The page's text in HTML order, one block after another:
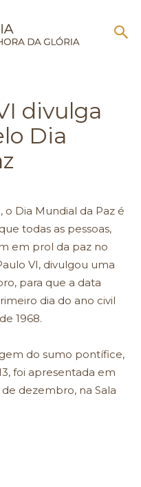
divulga
Dia
o Dia Mundial da Paz é
todas as pessoas,
em prol da paz no
VI, divulgou uma
para que a data
dia do ano civil
1968.
do sumo pontífice,
foi apresentada em
dezembro, na Sala